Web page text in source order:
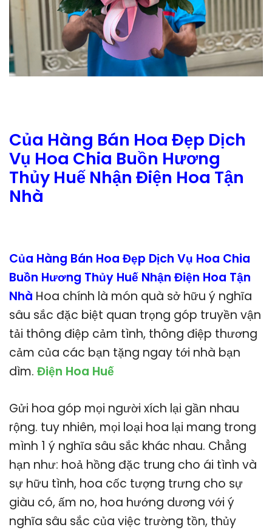
Của Hàng Bán Hoa Đẹp Dịch
Vụ Hoa Chia Buồn Hương
Thủy Huế Nhận Điện Hoa Tận
Nhà
Của Hàng Bán Hoa Đẹp Dịch Vụ Hoa Chia
Buồn Hương Thủy Huế Nhận Điện Hoa Tận
Nhà Hoa chính là món quà sở hữu ý nghĩa
sâu sắc đặc biệt quan trọng góp truyền vận
tải thông điệp cảm tình, thông điệp thương
cảm của các bạn tặng ngay tới nhà bạn
dìm. Điện Hoa Huế
Gửi hoa góp mọi người xích lại gần nhau
rộng. tuy nhiên, mọi loại hoa lại mang trong
mình 1 ý nghĩa sâu sắc khác nhau. Chẳng
hạn như: hoả hồng đặc trung cho ái tình và
sự hữu tình, hoa cốc tượng trưng cho sự
giàu có, ấm no, hoa hướng dương với ý
nghĩa sâu sắc của việc trường tồn, thủy